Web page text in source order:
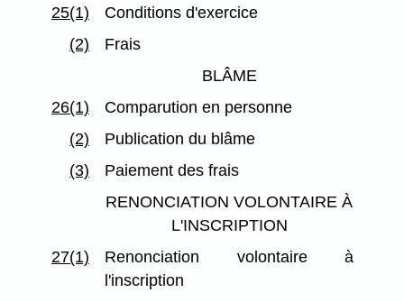
25(1)
Conditions d'exercice
(2)
Frais
BLÂME
26(1)
Comparution en personne
(2)
Publication du blâme
(3)
Paiement des frais
RENONCIATION VOLONTAIRE À
L'INSCRIPTION
27(1)
Renonciation volontaire à
l'inscription